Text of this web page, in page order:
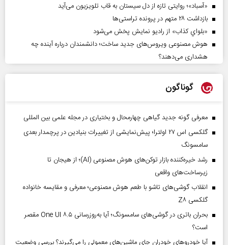
«آسباد»؛ روایتی تازه از دل سیستان به قاب تلویزیون می‌آید
بازداشت ۲۸ متهم در پرونده تراستی‌ها
«بلواي کذاب» از رادیو نمایش پخش می‌شود
هوش مصنوعی ویروس‌های جدید ساخت؛ دانشمندان درباره آینده چه
هشداری می‌دهند؟
گوناگون
معرفی گونه جدید گیاهی چهارمحال و بختیاری در مجله علمی بین المللی
گلکسی اس ۲۷ اولترا؛ پیش‌نمایشی از تغییرات بنیادین در پرچمدار بعدی
سامسونگ
رشد خیره‌کننده بازار توکن‌های هوش مصنوعی (AI)؛ از هیجان تا
زیرساخت‌های واقعی
انقلاب گوشی‌های تاشو‌ با طعم هوش مصنوعی؛ معرفی و مقایسه خانواده
گلکسی Z۸
بحران باتری در گوشی‌های سامسونگ؛ آیا به‌روزرسانی One UI ۸.۵ مقصر
است؟
آیا خودروهای خودران جای ماشین‌های معمولی را می‌گیرند؟ بررسی وضعیت